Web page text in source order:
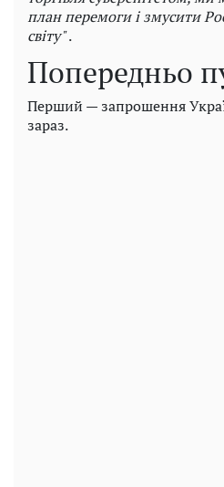
план перемоги і змусити
світу".
Попередньо
Перший — запрошення
зараз.